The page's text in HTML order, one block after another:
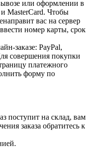
или оформлении в
MasterCard. Чтобы
вас на сервер
номер карты, срок
заказе: PayPal,
совершения покупки
платежного
форму по
поступит на склад, вам
заказа обратитесь к